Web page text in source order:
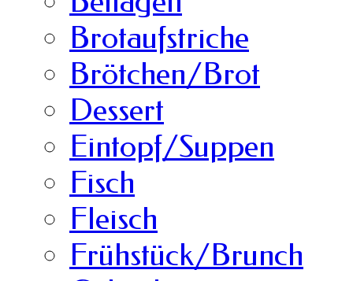
Brotaufstriche
Brötchen/Brot
Dessert
Eintopf/Suppen
Fisch
Fleisch
Frühstück/Brunch